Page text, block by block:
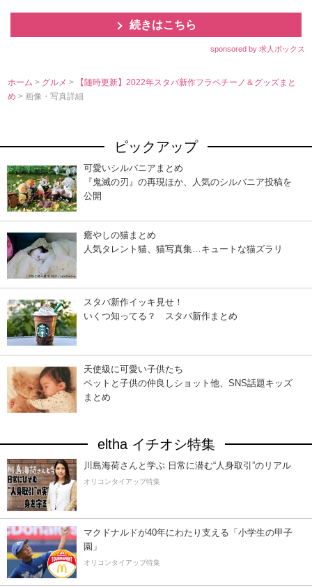
続きはこちら
sponsored by 求人ボックス
ホーム > グルメ>
【随時更新】2022年スタバ新作フラペチーノ＆グッズまと
め> 画像・写真詳細
ピックアップ
可愛いシルバニアまとめ
『鬼滅の刃』の再現ほか、人気のシルバニア投稿を
公開
癒やしの猫まとめ
人気タレント猫、猫写真集…キュートな猫ズラリ
スタバ新作イッキ見せ！
いくつ知ってる？ スタバ新作まとめ
天使級に可愛い子供たち
ペットと子供の仲良しショット他、SNS話題キッズ
まとめ
eltha イチオシ特集
川島海荷さんと学ぶ 日常に潜む“人身取引”のリアル
オリコンタイアップ特集
マクドナルドが40年にわたり支える「小学生の甲子
園」
オリコンタイアップ特集